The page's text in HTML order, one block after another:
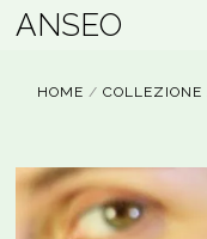
ANSEO
HOME /COLLEZIONE